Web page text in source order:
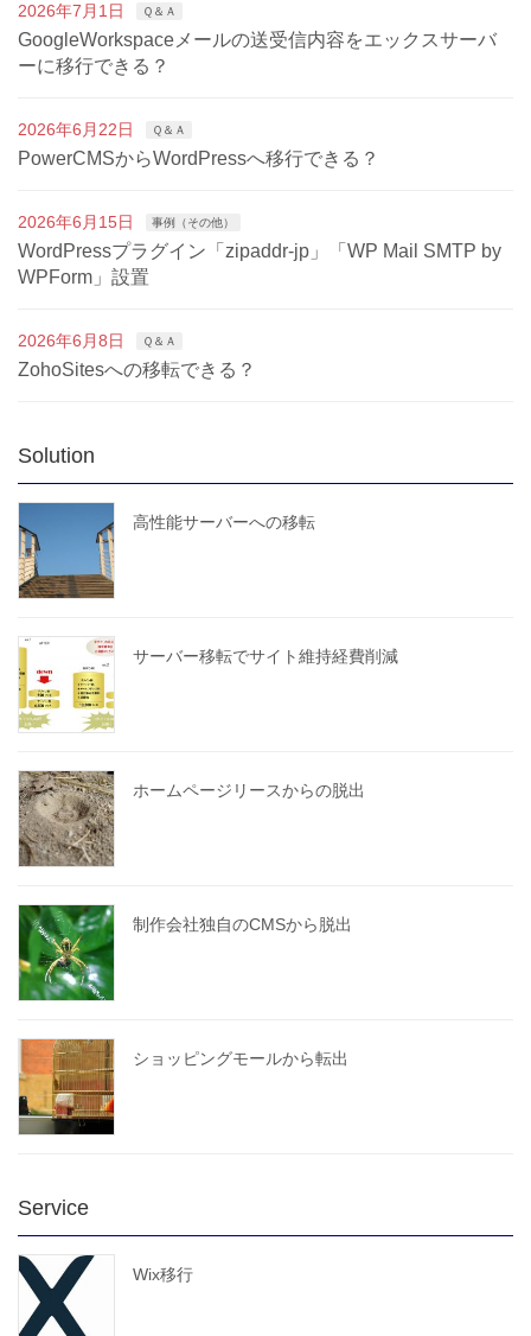
2026年7月1日 Ｑ＆Ａ
GoogleWorkspaceメールの送受信内容をエックスサーバ
ーに移行できる？
2026年6月22日 Ｑ＆Ａ
PowerCMSからWordPressへ移行できる？
2026年6月15日 事例（その他）
WordPressプラグイン「zipaddr-jp」「WP Mail SMTP by
WPForm」設置
2026年6月8日 Ｑ＆Ａ
ZohoSitesへの移転できる？
Solution
高性能サーバーへの移転
サーバー移転でサイト維持経費削減
ホームページリースからの脱出
制作会社独自のCMSから脱出
ショッピングモールから転出
Service
Wix移行